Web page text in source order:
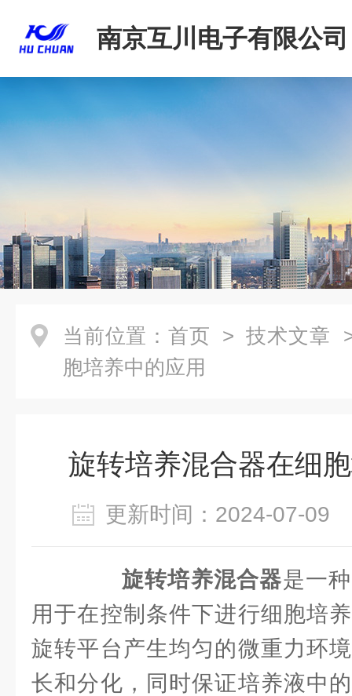
南京互川电子有限公司
当前位置： 首页 > 技术文章
胞培养中的应用
旋转培养混合器在细
更新时间：2024-07-
旋转培养混合器是一
用于在控制条件下进行细胞培
旋转平台产生均匀的微重力环
长和分化，同时保证培养液中